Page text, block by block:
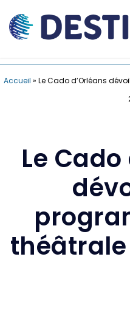
Accueil » Le Cado d’Orléans
Le
théâtrale